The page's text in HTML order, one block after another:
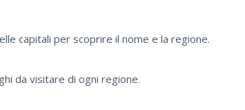
capitali per scoprire il nome e la regione.
da visitare di ogni regione.